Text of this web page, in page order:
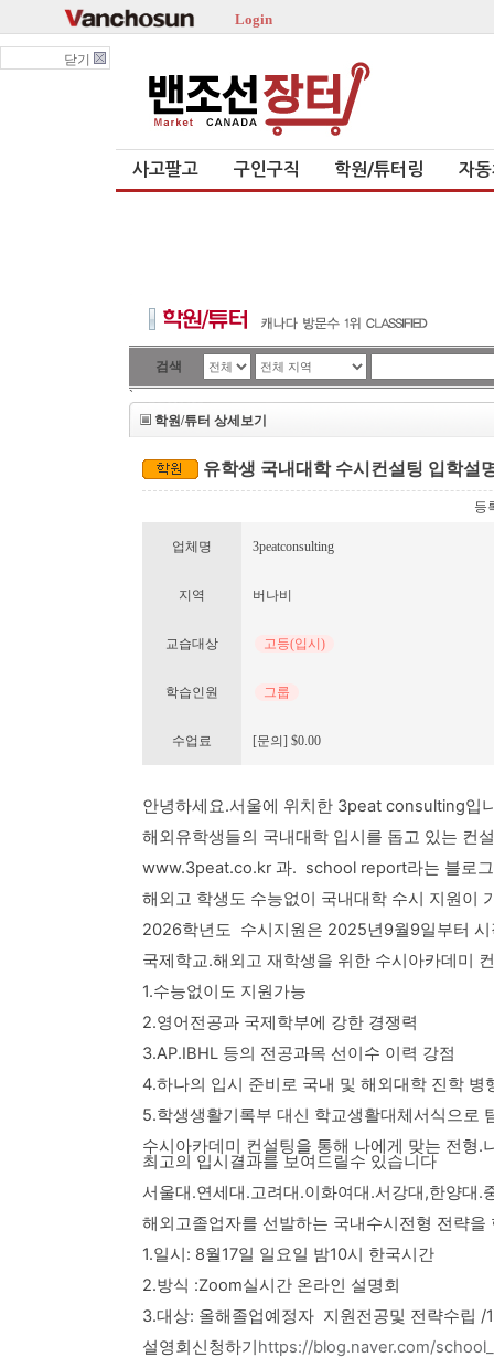
Login
닫기
사고팔고 구인구직 학원/튜터링 자
검색
`
학원/튜터 상세보기
유학생 국내대학 수시컨설팅 입학설
등
업체명 3peatconsulting
지역 버나비
교습대상 고등(입시)
학습인원 그룹
수업료 [문의] $0.00
안녕하세요.서울에 위치한 3peat consulting입
해외유학생들의 국내대학 입시를 돕고 있는 컨
www.3peat.co.kr 과. school report라는 블로
해외고 학생도 수능없이 국내대학 수시 지원이
2026학년도 수시지원은 2025년9월9일부터 시
국제학교.해외고 재학생을 위한 수시아카데미
1.수능없이도 지원가능
2.영어전공과 국제학부에 강한 경쟁력
3.AP.IBHL 등의 전공과목 선이수 이력 강점
4.하나의 입시 준비로 국내 및 해외대학 진학 병
5.학생생활기록부 대신 학교생활대체서식으로
수시아카데미 컨설팅을 통해 나에게 맞는 전형
최고의 입시결과를 보여드릴수 있습니다
서울대.연세대.고려대.이화여대.서강대,한양대.
해외고졸업자를 선발하는 국내수시전형 전략
1.일시: 8월17일 일요일 밤10시 한국시간
2.방식 :Zoom실시간 온라인 설명회
3.대상: 올해졸업예정자 지원전공및 전략수립
설영회신청하기https://blog.naver.com/